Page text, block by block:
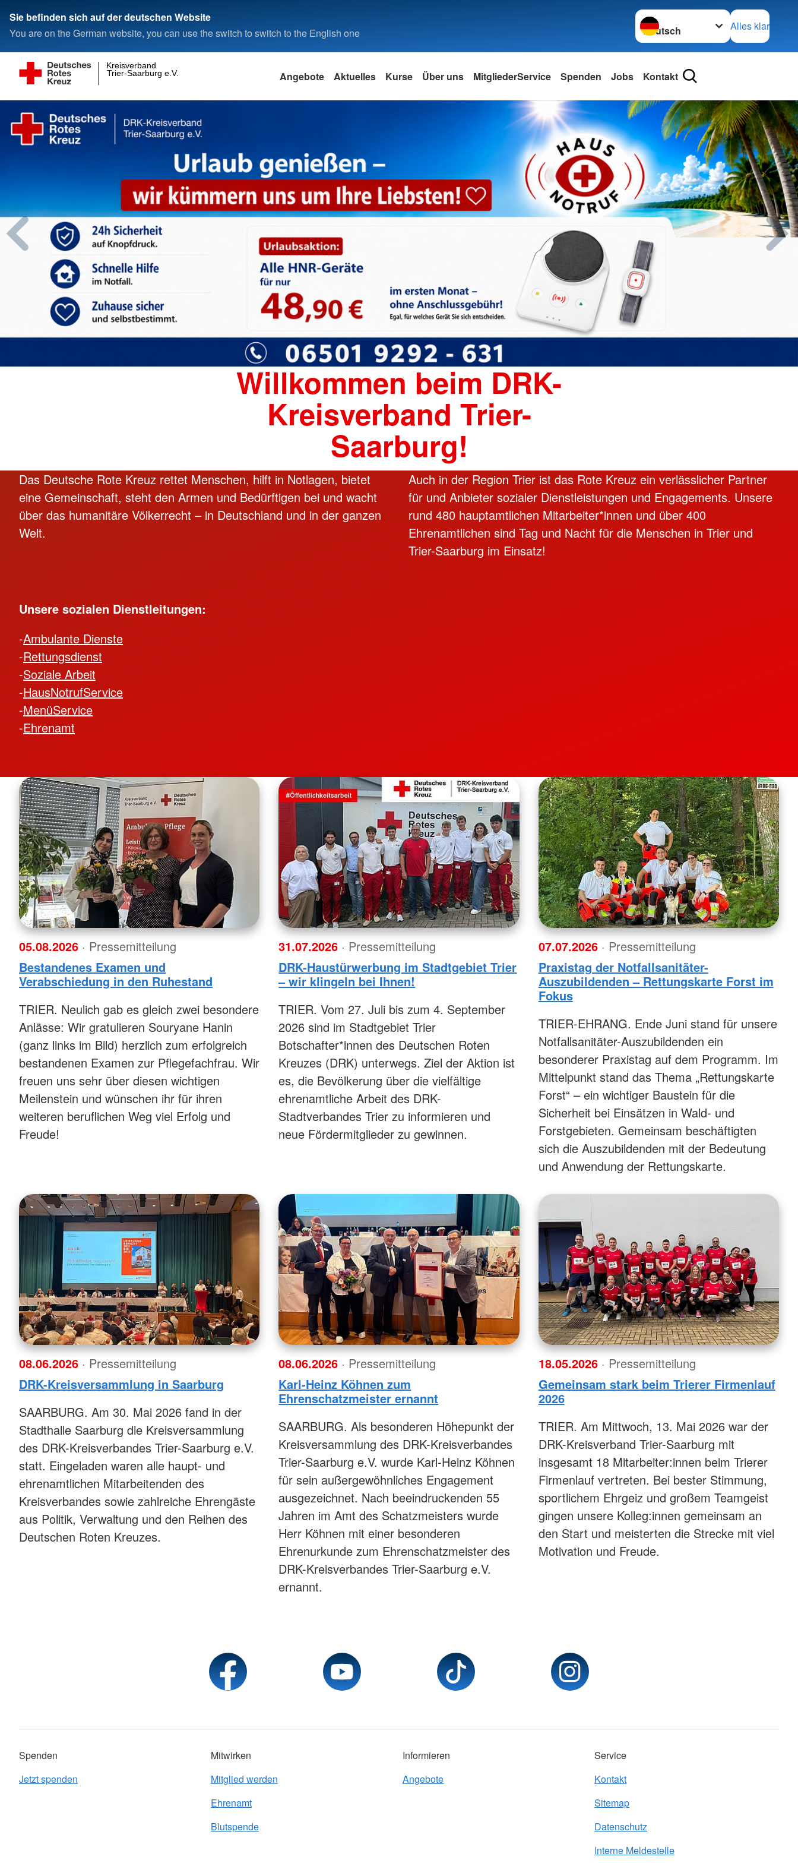
Sie befinden sich auf der deutschen Website
You are on the German website, you can use the switch to switch to the English one
Sprache wechseln zu
Alles klar
Trier-Saarburg e.V.
Kreisverband
Angebote Aktuelles Kurse Über uns MitgliederService Spenden Jobs Kontakt
Willkommen beim DRK-
Kreisverband Trier-
Saarburg!
Das Deutsche Rote Kreuz rettet Menschen, hilft in Notlagen, bietet
eine Gemeinschaft, steht den Armen und Bedürftigen bei und wacht
über das humanitäre Völkerrecht – in Deutschland und in der ganzen
Welt.
Auch in der Region Trier ist das Rote Kreuz ein verlässlicher Partner
für und Anbieter sozialer Dienstleistungen und Engagements. Unsere
rund 480 hauptamtlichen Mitarbeiter*innen und über 400
Ehrenamtlichen sind Tag und Nacht für die Menschen in Trier und
Trier-Saarburg im Einsatz!
Unsere sozialen Dienstleitungen:
-Ambulante Dienste
-Rettungsdienst
-Soziale Arbeit
-HausNotrufService
-MenüService
-Ehrenamt
05.08.2026 · Pressemitteilung
Bestandenes Examen und
Verabschiedung in den Ruhestand
TRIER. Neulich gab es gleich zwei besondere
Anlässe: Wir gratulieren Souryane Hanin
(ganz links im Bild) herzlich zum erfolgreich
bestandenen Examen zur Pflegefachfrau. Wir
freuen uns sehr über diesen wichtigen
Meilenstein und wünschen ihr für ihren
weiteren beruflichen Weg viel Erfolg und
Freude!
31.07.2026 · Pressemitteilung
DRK-Haustürwerbung im Stadtgebiet Trier
– wir klingeln bei Ihnen!
TRIER. Vom 27. Juli bis zum 4. September
2026 sind im Stadtgebiet Trier
Botschafter*innen des Deutschen Roten
Kreuzes (DRK) unterwegs. Ziel der Aktion ist
es, die Bevölkerung über die vielfältige
ehrenamtliche Arbeit des DRK-
Stadtverbandes Trier zu informieren und
neue Fördermitglieder zu gewinnen.
07.07.2026 · Pressemitteilung
Praxistag der Notfallsanitäter-
Auszubildenden – Rettungskarte Forst im
Fokus
TRIER-EHRANG. Ende Juni stand für unsere
Notfallsanitäter-Auszubildenden ein
besonderer Praxistag auf dem Programm. Im
Mittelpunkt stand das Thema „Rettungskarte
Forst“ – ein wichtiger Baustein für die
Sicherheit bei Einsätzen in Wald- und
Forstgebieten. Gemeinsam beschäftigten
sich die Auszubildenden mit der Bedeutung
und Anwendung der Rettungskarte.
08.06.2026 · Pressemitteilung
DRK-Kreisversammlung in Saarburg
SAARBURG. Am 30. Mai 2026 fand in der
Stadthalle Saarburg die Kreisversammlung
des DRK-Kreisverbandes Trier-Saarburg e.V.
statt. Eingeladen waren alle haupt- und
ehrenamtlichen Mitarbeitenden des
Kreisverbandes sowie zahlreiche Ehrengäste
aus Politik, Verwaltung und den Reihen des
Deutschen Roten Kreuzes.
08.06.2026 · Pressemitteilung
Karl-Heinz Köhnen zum
Ehrenschatzmeister ernannt
SAARBURG. Als besonderen Höhepunkt der
Kreisversammlung des DRK-Kreisverbandes
Trier-Saarburg e.V. wurde Karl-Heinz Köhnen
für sein außergewöhnliches Engagement
ausgezeichnet. Nach beeindruckenden 55
Jahren im Amt des Schatzmeisters wurde
Herr Köhnen mit einer besonderen
Ehrenurkunde zum Ehrenschatzmeister des
DRK-Kreisverbandes Trier-Saarburg e.V.
ernannt.
18.05.2026 · Pressemitteilung
Gemeinsam stark beim Trierer Firmenlauf
2026
TRIER. Am Mittwoch, 13. Mai 2026 war der
DRK-Kreisverband Trier-Saarburg mit
insgesamt 18 Mitarbeiter:innen beim Trierer
Firmenlauf vertreten. Bei bester Stimmung,
sportlichem Ehrgeiz und großem Teamgeist
gingen unsere Kolleg:innen gemeinsam an
den Start und meisterten die Strecke mit viel
Motivation und Freude.
Spenden
Jetzt spenden
Mitwirken
Mitglied werden
Ehrenamt
Blutspende
Informieren
Angebote
Service
Kontakt
Sitemap
Datenschutz
Interne Meldestelle